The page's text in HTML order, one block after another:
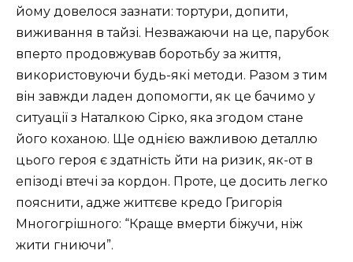
йому довелося зазнати: тортури, допити,
виживання в тайзі. Незважаючи на це, парубок
вперто продовжував боротьбу за життя,
використовуючи будь-які методи. Разом з тим
він завжди ладен допомогти, як це бачимо у
ситуації з Наталкою Сірко, яка згодом стане
його коханою. Ще однією важливою деталлю
цього героя є здатність йти на ризик, як-от в
епізоді втечі за кордон. Проте, це досить легко
пояснити, адже життєве кредо Григорія
Многогрішного: “Краще вмерти біжучи, ніж
жити гниючи”.